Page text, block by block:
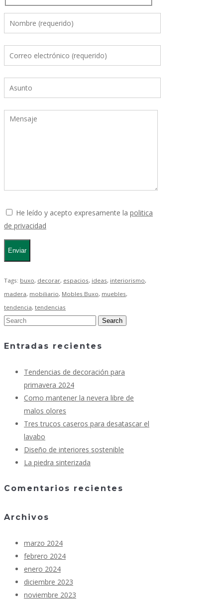
He leído y acepto expresamente la politica
de privacidad
Tags: buxo, decorar, espacios, ideas, interiorismo,
madera, mobiliario, Mobles Buxo, muebles,
tendencia, tendencias
Entradas recientes
Tendencias de decoración para
primavera 2024
Como mantener la nevera libre de
malos olores
Tres trucos caseros para desatascar el
lavabo
Diseño de interiores sostenible
La piedra sinterizada
Comentarios recientes
Archivos
marzo 2024
febrero 2024
enero 2024
diciembre 2023
noviembre 2023